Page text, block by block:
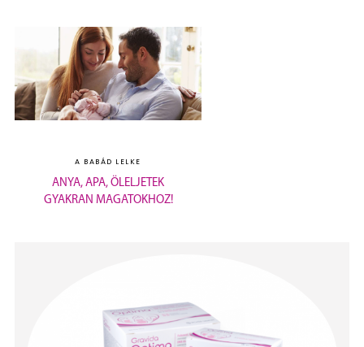
A BABÁD LELKE
ANYA, APA, ÖLELJETEK
GYAKRAN MAGATOKHOZ!